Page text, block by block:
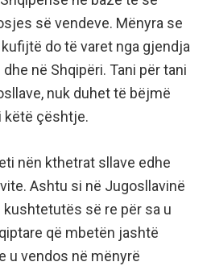
së vendeve. Mënyra se
do të varet nga gjendja
në Shqipëri. Tani për tani
nuk duhet të bëjmë
këtë çështje.
nën kthetrat sllave edhe
Ashtu si në Jugosllavinë
së re për sa u
që mbetën jashtë
u vendos në mënyrë